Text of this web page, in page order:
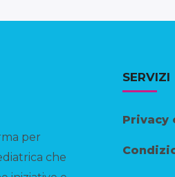
per
che
SERVIZI
Privacy